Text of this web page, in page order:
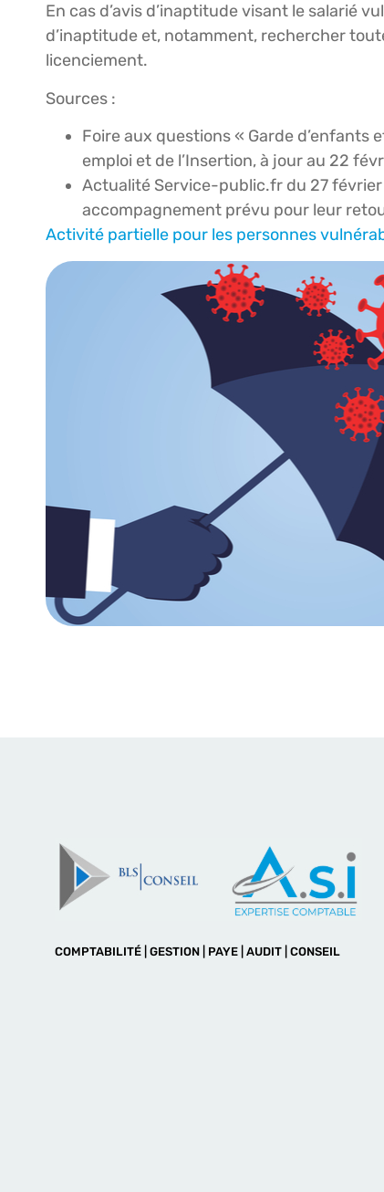
En cas d’avis d’inaptitude visant le salarié
d’inaptitude et, notamment, rechercher
licenciement.
Sources :
Foire aux questions « Garde d’enfants
emploi et de l’Insertion, à jour au 22
Actualité Service-public.fr du 27 février
accompagnement prévu pour leur
Activité partielle pour les personnes
COMPTABILITÉ | GESTION | PAYE | AUDIT | CONSEIL